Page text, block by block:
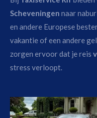
Scheveningen naar
en andere Europese
vakantie of een andere
zorgen ervoor dat je reis
stress verloopt.